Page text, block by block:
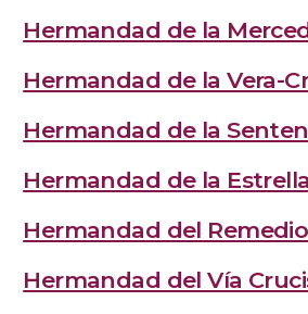
Hermandad de la
Hermandad de la Vera-
Hermandad de la
Hermandad de la Estrella
Hermandad del
Hermandad del Vía